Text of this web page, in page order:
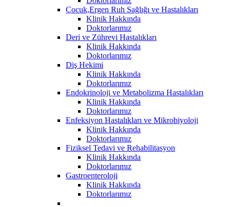
Çocuk,Ergen Ruh Sağlığı ve Hastalıkları
Klinik Hakkında
Doktorlarımız
Deri ve Zührevi Hastalıkları
Klinik Hakkında
Doktorlarımız
Diş Hekimi
Klinik Hakkında
Doktorlarımız
Endokrinoloji ve Metabolizma Hastalıkları
Klinik Hakkında
Doktorlarımız
Enfeksiyon Hastalıkları ve Mikrobiyoloji
Klinik Hakkında
Doktorlarımız
Fiziksel Tedavi ve Rehabilitasyon
Klinik Hakkında
Doktorlarımız
Gastroenteroloji
Klinik Hakkında
Doktorlarımız